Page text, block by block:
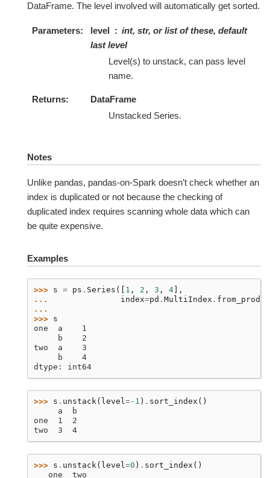
DataFrame. The level involved will automatically get sorted.
Parameters level
int, str, or list of these, default
last level
Level(s) to unstack, can pass level
name.
Returns
DataFrame
Unstacked Series.
Notes
Unlike pandas, pandas-on-Spark doesn’t check whether an
index is duplicated or not because the checking of
duplicated index requires scanning whole data which can
be quite expensive.
Examples
>>> s = ps . Series ([ 1 , 2 , 3 , 4],
...
index=pd . MultiIndex .
...
>>> s
one  a    1
     b    2
two  a    3
     b    4
dtype: int64
>>> s . unstack( level=- 1 ) . sort_index ()
     a  b
one  1  2
two  3  4
>>> s . unstack( level=0 ) . sort_index ()
   one  two